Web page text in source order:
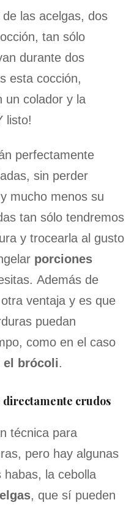
las acelgas, dos
tan sólo
durante dos
esta cocción,
un colador y la
listo!
perfectamente
sin perder
mucho menos su
tan sólo tendremos
y trocearla al gusto
porciones
Además de
ventaja y es que
puedan
como en el caso
el brócoli.
crudos
técnica para
pero hay algunas
habas, la cebolla
, que sí pueden